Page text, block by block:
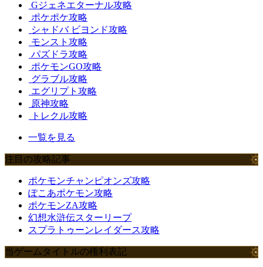
Gジェネエターナル攻略
ポケポケ攻略
シャドバ ビヨンド攻略
モンスト攻略
パズドラ攻略
ポケモンGO攻略
グラブル攻略
エグリプト攻略
原神攻略
トレクル攻略
一覧を見る
注目の攻略記事
ポケモンチャンピオンズ攻略
ぽこあポケモン攻略
ポケモンZA攻略
幻想水滸伝スターリープ
スプラトゥーンレイダース攻略
当ゲームタイトルの権利表記